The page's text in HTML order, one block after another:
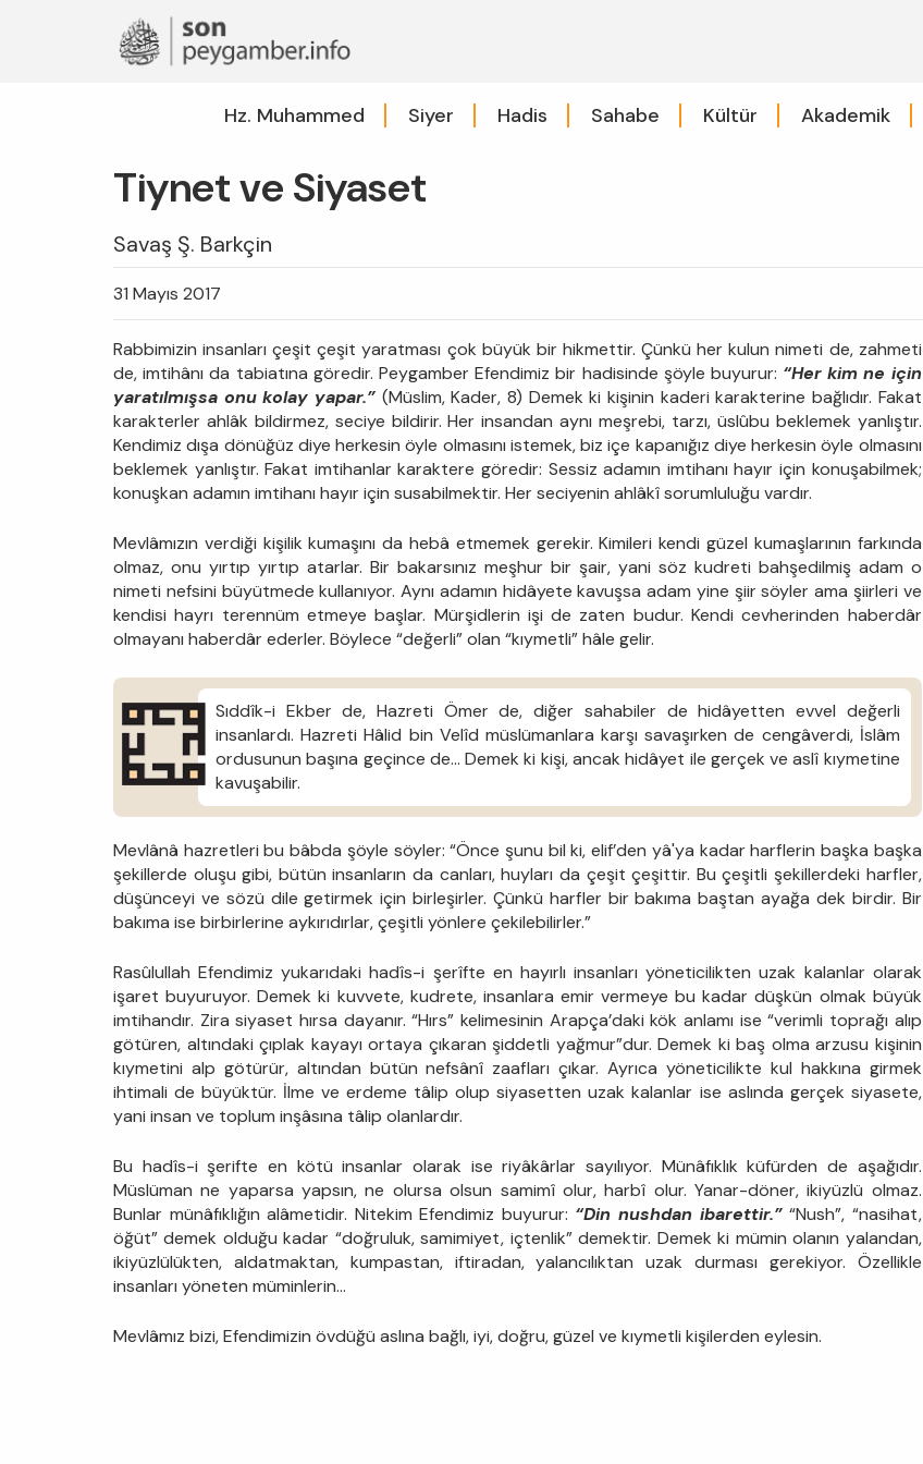
Hz. Muhammed Siyer Hadis Sahabe Kültür Akademik
Tiynet ve Siyaset
Savaş Ş. Barkçin
31 Mayıs 2017
Rabbimizin insanları çeşit çeşit yaratması çok büyük bir hikmettir. Çünkü her kulun nimeti de, zahmeti
de, imtihânı da tabiatına göredir. Peygamber Efendimiz bir hadisinde şöyle buyurur: “Her kim ne için
yaratılmışsa onu kolay yapar.” (Müslim, Kader, 8) Demek ki kişinin kaderi karakterine bağlıdır. Fakat
karakterler ahlâk bildirmez, seciye bildirir. Her insandan aynı meşrebi, tarzı, üslûbu beklemek yanlıştır.
Kendimiz dışa dönüğüz diye herkesin öyle olmasını istemek, biz içe kapanığız diye herkesin öyle olmasını
beklemek yanlıştır. Fakat imtihanlar karaktere göredir: Sessiz adamın imtihanı hayır için konuşabilmek;
konuşkan adamın imtihanı hayır için susabilmektir. Her seciyenin ahlâkî sorumluluğu vardır.
Mevlâmızın verdiği kişilik kumaşını da hebâ etmemek gerekir. Kimileri kendi güzel kumaşlarının farkında
olmaz, onu yırtıp yırtıp atarlar. Bir bakarsınız meşhur bir şair, yani söz kudreti bahşedilmiş adam o
nimeti nefsini büyütmede kullanıyor. Aynı adamın hidâyete kavuşsa adam yine şiir söyler ama şiirleri ve
kendisi hayrı terennüm etmeye başlar. Mürşidlerin işi de zaten budur. Kendi cevherinden haberdâr
olmayanı haberdâr ederler. Böylece “değerli” olan “kıymetli” hâle gelir.
Sıddîk-i Ekber de, Hazreti Ömer de, diğer sahabiler de hidâyetten evvel değerli
insanlardı. Hazreti Hâlid bin Velîd müslümanlara karşı savaşırken de cengâverdi, İslâm
ordusunun başına geçince de… Demek ki kişi, ancak hidâyet ile gerçek ve aslî kıymetine
kavuşabilir.
Mevlânâ hazretleri bu bâbda şöyle söyler: “Önce şunu bil ki, elif’den yâ'ya kadar harflerin başka başka
şekillerde oluşu gibi, bütün insanların da canları, huyları da çeşit çeşittir. Bu çeşitli şekillerdeki harfler,
düşünceyi ve sözü dile getirmek için birleşirler. Çünkü harfler bir bakıma baştan ayağa dek birdir. Bir
bakıma ise birbirlerine aykırıdırlar, çeşitli yönlere çekilebilirler.”
Rasûlullah Efendimiz yukarıdaki hadîs-i şerîfte en hayırlı insanları yöneticilikten uzak kalanlar olarak
işaret buyuruyor. Demek ki kuvvete, kudrete, insanlara emir vermeye bu kadar düşkün olmak büyük
imtihandır. Zira siyaset hırsa dayanır. “Hırs” kelimesinin Arapça’daki kök anlamı ise “verimli toprağı alıp
götüren, altındaki çıplak kayayı ortaya çıkaran şiddetli yağmur”dur. Demek ki baş olma arzusu kişinin
kıymetini alp götürür, altından bütün nefsânî zaafları çıkar. Ayrıca yöneticilikte kul hakkına girmek
ihtimali de büyüktür. İlme ve erdeme tâlip olup siyasetten uzak kalanlar ise aslında gerçek siyasete,
yani insan ve toplum inşâsına tâlip olanlardır.
Bu hadîs-i şerifte en kötü insanlar olarak ise riyâkârlar sayılıyor. Münâfıklık küfürden de aşağıdır.
Müslüman ne yaparsa yapsın, ne olursa olsun samimî olur, harbî olur. Yanar-döner, ikiyüzlü olmaz.
Bunlar münâfıklığın alâmetidir. Nitekim Efendimiz buyurur: “Din nushdan ibarettir.”“Nush”, “nasihat,
öğüt” demek olduğu kadar “doğruluk, samimiyet, içtenlik” demektir. Demek ki mümin olanın yalandan,
ikiyüzlülükten, aldatmaktan, kumpastan, iftiradan, yalancılıktan uzak durması gerekiyor. Özellikle
insanları yöneten müminlerin…
Mevlâmız bizi, Efendimizin övdüğü aslına bağlı, iyi, doğru, güzel ve kıymetli kişilerden eylesin.